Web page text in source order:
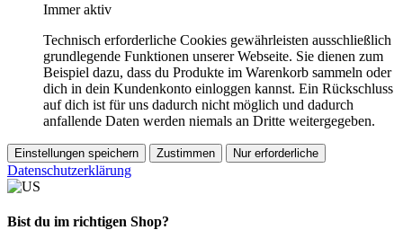
Immer aktiv
Technisch erforderliche Cookies gewährleisten ausschließlich
grundlegende Funktionen unserer Webseite. Sie dienen zum
Beispiel dazu, dass du Produkte im Warenkorb sammeln oder
dich in dein Kundenkonto einloggen kannst. Ein Rückschluss
auf dich ist für uns dadurch nicht möglich und dadurch
anfallende Daten werden niemals an Dritte weitergegeben.
Einstellungen speichern Zustimmen Nur erforderliche
Datenschutzerklärung
Bist du im richtigen Shop?